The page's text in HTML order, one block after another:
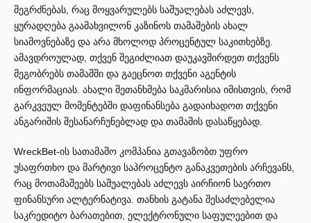
შეგრძნებას, რაც მოყვარულებს საშუალებას აძლევს,
ყურადღება გაამახვილონ კაზინოს თამაშების ახალ
სიამოვნებაზე და არა მხოლოდ პროცენტულ საკითხებზე.
ამავდროულად, თქვენ შეგიძლიათ დაუკავშირდეთ თქვენს
მეგობრებს თამაშში და გაეცნოთ თქვენი აგენტის
ინფორმაციას. ახალი შეთანხმება საკმარისია იმისთვის, რომ
გარკვეულ მომენტებში დაფინანსება გადაიხადოთ თქვენი
ანგარიშის შესანარჩუნებლად და თამაშის დასაწყებად.
WreckBet-ის სათამაშო კომპანია გთავაზობთ უფრო
უსაფრთხო და მარტივი საპროცენტო განაკვეთების არჩევანს,
რაც მოთამაშეებს საშუალებას აძლევს აირჩიონ საერთო
ფინანსური ალტერნატივა. თანხის გატანა შესაძლებელია
საკრედიტო ბარათებით, ელექტრონული საფულეებით და